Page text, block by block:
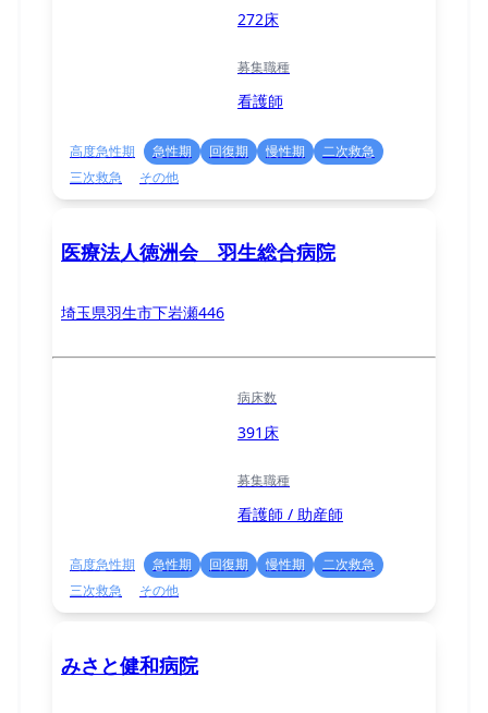
272床
募集職種
看護師
高度急性期 急性期 回復期 慢性期
二次救急
三次救急
その他
医療法人徳洲会 羽生総合病院
埼玉県羽生市下岩瀬446
病床数
391床
募集職種
看護師 / 助産師
高度急性期 急性期 回復期 慢性期
二次救急
三次救急
その他
みさと健和病院